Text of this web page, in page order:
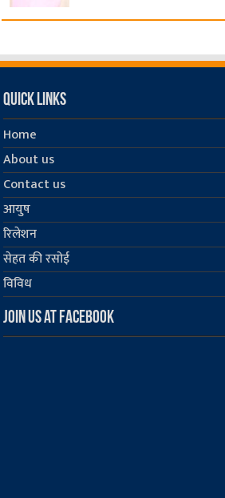
Quick Links
Home
About us
Contact us
आयुष
रिलेशन
सेहत की रसोई
विविध
Join us at Facebook